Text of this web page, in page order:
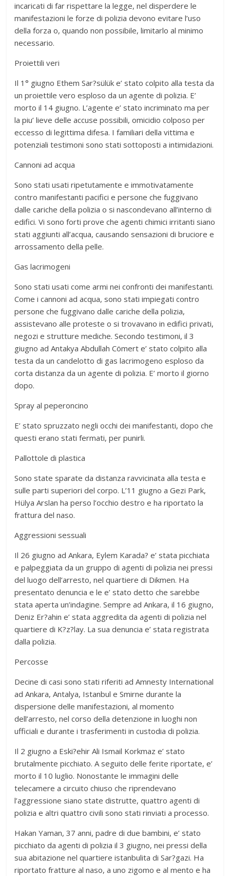
incaricati di far rispettare la legge, nel disperdere le
manifestazioni le forze di polizia devono evitare l’uso
della forza o, quando non possibile, limitarlo al minimo
necessario.
Proiettili veri
Il 1° giugno Ethem Sar?sülük e’ stato colpito alla testa da
un proiettile vero esploso da un agente di polizia. E’
morto il 14 giugno. L’agente e’ stato incriminato ma per
la piu’ lieve delle accuse possibili, omicidio colposo per
eccesso di legittima difesa. I familiari della vittima e
potenziali testimoni sono stati sottoposti a intimidazioni.
Cannoni ad acqua
Sono stati usati ripetutamente e immotivatamente
contro manifestanti pacifici e persone che fuggivano
dalle cariche della polizia o si nascondevano all’interno di
edifici. Vi sono forti prove che agenti chimici irritanti siano
stati aggiunti all’acqua, causando sensazioni di bruciore e
arrossamento della pelle.
Gas lacrimogeni
Sono stati usati come armi nei confronti dei manifestanti.
Come i cannoni ad acqua, sono stati impiegati contro
persone che fuggivano dalle cariche della polizia,
assistevano alle proteste o si trovavano in edifici privati,
negozi e strutture mediche. Secondo testimoni, il 3
giugno ad Antakya Abdullah Cömert e’ stato colpito alla
testa da un candelotto di gas lacrimogeno esploso da
corta distanza da un agente di polizia. E’ morto il giorno
dopo.
Spray al peperoncino
E’ stato spruzzato negli occhi dei manifestanti, dopo che
questi erano stati fermati, per punirli.
Pallottole di plastica
Sono state sparate da distanza ravvicinata alla testa e
sulle parti superiori del corpo. L’11 giugno a Gezi Park,
Hülya Arslan ha perso l’occhio destro e ha riportato la
frattura del naso.
Aggressioni sessuali
Il 26 giugno ad Ankara, Eylem Karada? e’ stata picchiata
e palpeggiata da un gruppo di agenti di polizia nei pressi
del luogo dell’arresto, nel quartiere di Dikmen. Ha
presentato denuncia e le e’ stato detto che sarebbe
stata aperta un’indagine. Sempre ad Ankara, il 16 giugno,
Deniz Er?ahin e’ stata aggredita da agenti di polizia nel
quartiere di K?z?lay. La sua denuncia e’ stata registrata
dalla polizia.
Percosse
Decine di casi sono stati riferiti ad Amnesty International
ad Ankara, Antalya, Istanbul e Smirne durante la
dispersione delle manifestazioni, al momento
dell’arresto, nel corso della detenzione in luoghi non
ufficiali e durante i trasferimenti in custodia di polizia.
Il 2 giugno a Eski?ehir Ali Ismail Korkmaz e’ stato
brutalmente picchiato. A seguito delle ferite riportate, e’
morto il 10 luglio. Nonostante le immagini delle
telecamere a circuito chiuso che riprendevano
l’aggressione siano state distrutte, quattro agenti di
polizia e altri quattro civili sono stati rinviati a processo.
Hakan Yaman, 37 anni, padre di due bambini, e’ stato
picchiato da agenti di polizia il 3 giugno, nei pressi della
sua abitazione nel quartiere istanbulita di Sar?gazi. Ha
riportato fratture al naso, a uno zigomo e al mento e ha